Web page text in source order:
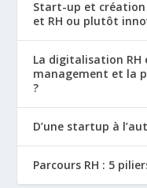
Start-up et création
et RH ou plutôt
La digitalisation RH
management et la
?
D’une startup à
Parcours RH : 5